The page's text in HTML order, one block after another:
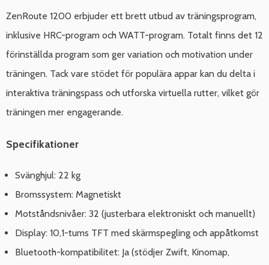
ZenRoute 1200 erbjuder ett brett utbud av träningsprogram,
inklusive HRC-program och WATT-program. Totalt finns det 12
förinställda program som ger variation och motivation under
träningen. Tack vare stödet för populära appar kan du delta i
interaktiva träningspass och utforska virtuella rutter, vilket gör
träningen mer engagerande.
Specifikationer
Svänghjul: 22 kg
Bromssystem: Magnetiskt
Motståndsnivåer: 32 (justerbara elektroniskt och manuellt)
Display: 10,1-tums TFT med skärmspegling och appåtkomst
Bluetooth-kompatibilitet: Ja (stödjer Zwift, Kinomap,